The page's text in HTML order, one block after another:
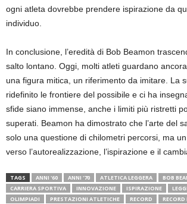
ogni atleta dovrebbe prendere ispirazione da
individuo.
In conclusione, l’eredità di Bob Beamon
salto lontano. Oggi, molti atleti guardano
una figura mitica, un riferimento da imitare. La
ridefinito le frontiere del possibile e ci ha
sfide siano immense, anche i limiti più ristretti
superati. Beamon ha dimostrato che l’arte del
solo una questione di chilometri percorsi, ma
verso l’autorealizzazione, l’ispirazione e il
TAGS ANNI '60 ANNI '70 ATLETICA LEGGERA
BOB
CARRIERA SPORTIVA
INNOVAZIONE ISPIRAZIONE
OLIMPIADI
PRESTAZIONI ATLETICHE RECORD